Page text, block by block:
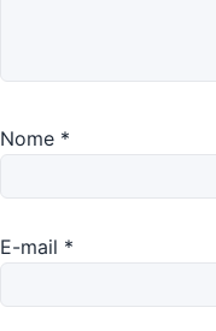
Nome *
E-mail *